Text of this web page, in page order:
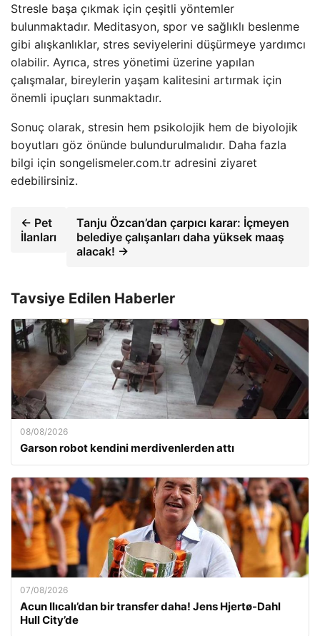
Stresle başa çıkmak için çeşitli yöntemler
bulunmaktadır. Meditasyon, spor ve sağlıklı beslenme
gibi alışkanlıklar, stres seviyelerini düşürmeye yardımcı
olabilir. Ayrıca, stres yönetimi üzerine yapılan
çalışmalar, bireylerin yaşam kalitesini artırmak için
önemli ipuçları sunmaktadır.
Sonuç olarak, stresin hem psikolojik hem de biyolojik
boyutları göz önünde bulundurulmalıdır. Daha fazla
bilgi için songelismeler.com.tr adresini ziyaret
edebilirsiniz.
← Pet
İlanları
Tanju Özcan’dan çarpıcı karar: İçmeyen
belediye çalışanları daha yüksek maaş
alacak! →
Tavsiye Edilen Haberler
08/08/2026
Garson robot kendini merdivenlerden attı
07/08/2026
Acun Ilıcalı’dan bir transfer daha! Jens Hjertø-Dahl
Hull City’de